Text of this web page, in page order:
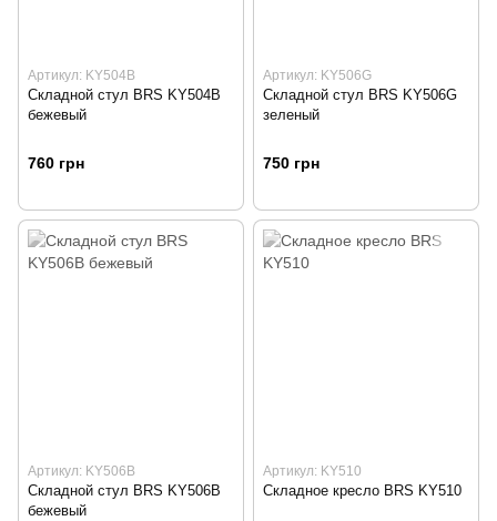
Артикул: KY504B
Складной стул BRS KY504B
бежевый
760 грн
Артикул: KY506G
Складной стул BRS KY506G
зеленый
750 грн
Артикул: KY506B
Складной стул BRS KY506B
бежевый
Артикул: KY510
Складное кресло BRS KY510